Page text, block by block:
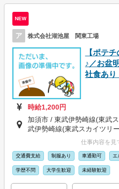
NEW
ア 株式会社湖池屋 関東工場
【ポテ
♪／お盆
社食あり
時給1,200円
加須市 / 東武伊勢崎線(東武
武伊勢崎線(東武スカイツリー
仕事内容を見
交通費支給 制服あり 車通勤可 エ
学歴不問 大学生歓迎 未経験歓迎